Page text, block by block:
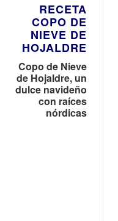
RECETA
COPO DE
NIEVE DE
HOJALDRE
Copo de Nieve
de Hojaldre, un
dulce navideño
con raíces
nórdicas